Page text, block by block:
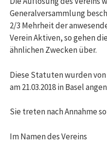
Generalversammlung
2/3 Mehrheit der
Verein Aktiven, so gehen
ähnlichen Zwecken über.
Diese Statuten wurden
am 21.03.2018 in Basel
Sie treten nach Annahme
Im Namen des Vereins